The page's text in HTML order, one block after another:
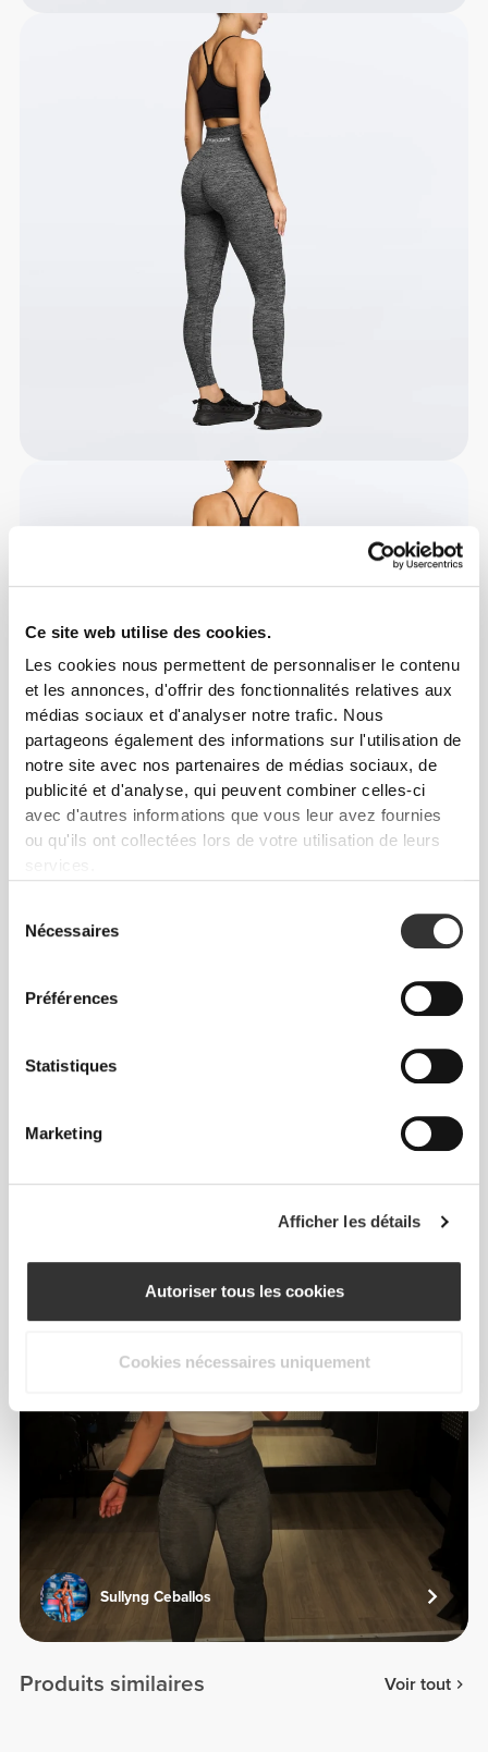
Ce site web utilise des cookies.
Les cookies nous permettent de personnaliser le contenu
et les annonces, d'offrir des fonctionnalités relatives aux
médias sociaux et d'analyser notre trafic. Nous
partageons également des informations sur l'utilisation de
notre site avec nos partenaires de médias sociaux, de
publicité et d'analyse, qui peuvent combiner celles-ci
avec d'autres informations que vous leur avez fournies
ou qu'ils ont collectées lors de votre utilisation de leurs
services.
Nécessaires
Préférences
Statistiques
Marketing
Afficher les détails
Autoriser tous les cookies
Cookies nécessaires uniquement
De notre communauté Voir tout
1
Sullyng Ceballos
Produits similaires Voir tout